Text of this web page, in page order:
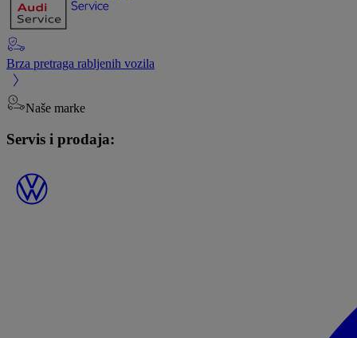
Brza pretraga rabljenih vozila
Naše marke
Servis i prodaja: